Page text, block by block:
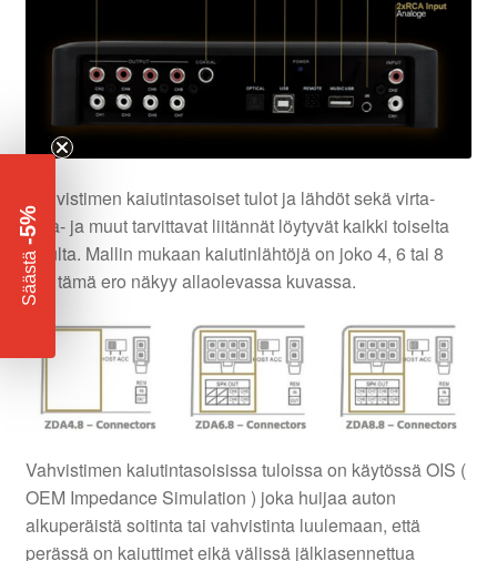
Vahvistimen kaiutintasoiset tulot ja lähdöt sekä virta-
maa- ja muut tarvittavat liitännät löytyvät kaikki toiselta
sivulta. Mallin mukaan kaiutinlähtöjä on joko 4, 6 tai 8
kpl, tämä ero näkyy allaolevassa kuvassa.
Vahvistimen kaiutintasoisissa tuloissa on käytössä OIS (
OEM Impedance Simulation ) joka huijaa auton
alkuperäistä soitinta tai vahvistinta luulemaan, että
perässä on kaiuttimet eikä välissä jälkiasennettua
Säästä
-5%